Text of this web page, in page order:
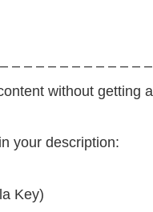
– – – – – – – – – – – –
without getting
your description:
Key)